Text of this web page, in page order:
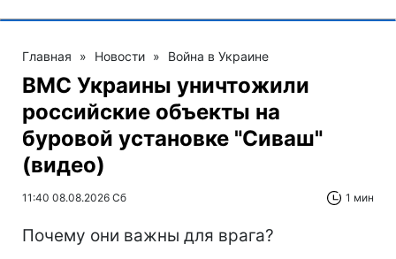
Главная » Новости » Война в Украине
ВМС Украины уничтожили
российские объекты на
буровой установке "Сиваш"
(видео)
11:40 08.08.2026 Сб 1 мин
Почему они важны для врага?